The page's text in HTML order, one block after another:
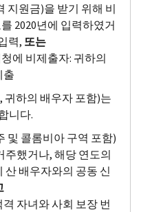
지원금)을 받기 위해 비
2020년에 입력하였거
력, 또는
에 비제출자: 귀하의
출
귀하의 배우자 포함)는
니다.
및 콜롬비아 구역 포함)
주했거나, 해당 연도의
산 배우자와의 공동 신
자녀와 사회 보장 번